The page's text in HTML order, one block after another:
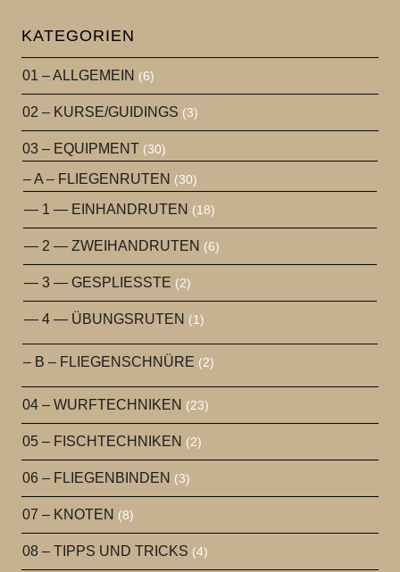
KATEGORIEN
01 – ALLGEMEIN (6)
02 – KURSE/GUIDINGS (3)
03 – EQUIPMENT (30)
– A – FLIEGENRUTEN (30)
— 1 — EINHANDRUTEN (18)
— 2 — ZWEIHANDRUTEN (6)
— 3 — GESPLIESSTE (2)
— 4 — ÜBUNGSRUTEN (1)
– B – FLIEGENSCHNÜRE (2)
04 – WURFTECHNIKEN (23)
05 – FISCHTECHNIKEN (2)
06 – FLIEGENBINDEN (3)
07 – KNOTEN (8)
08 – TIPPS UND TRICKS (4)